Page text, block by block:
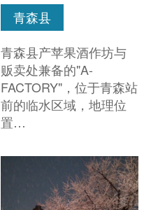
青森县
青森县产苹果酒作坊与
贩卖处兼备的"A-
FACTORY"，位于青森站
前的临水区域，地理位
置…